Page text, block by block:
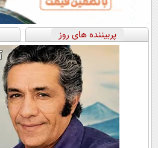
پربیننده های روز